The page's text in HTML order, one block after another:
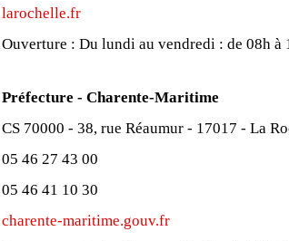
larochelle.fr
Ouverture : Du lundi au vendredi : de 08h à
Préfecture - Charente-Maritime
CS 70000 - 38, rue Réaumur - 17017 - La
05 46 27 43 00
05 46 41 10 30
charente-maritime.gouv.fr